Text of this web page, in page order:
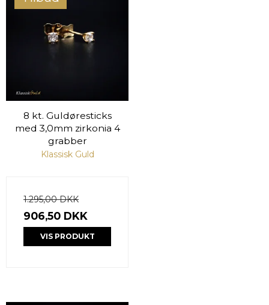
8 kt. Guldøresticks
med 3,0mm zirkonia 4
grabber
Klassisk Guld
1.295,00 DKK
906,50 DKK
VIS PRODUKT